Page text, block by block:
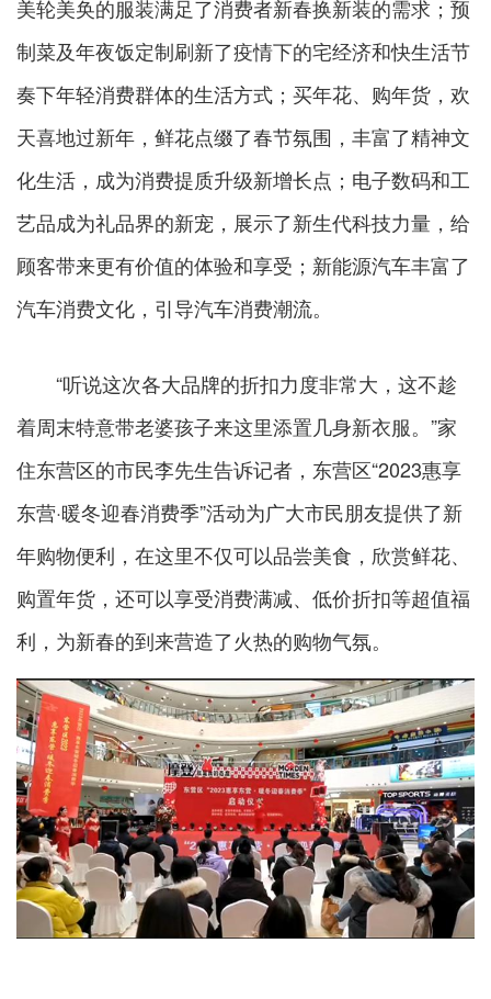
美轮美奂的服装满足了消费者新春换新装的需求；预
制菜及年夜饭定制刷新了疫情下的宅经济和快生活节
奏下年轻消费群体的生活方式；买年花、购年货，欢
天喜地过新年，鲜花点缀了春节氛围，丰富了精神文
化生活，成为消费提质升级新增长点；电子数码和工
艺品成为礼品界的新宠，展示了新生代科技力量，给
顾客带来更有价值的体验和享受；新能源汽车丰富了
汽车消费文化，引导汽车消费潮流。
“听说这次各大品牌的折扣力度非常大，这不趁
着周末特意带老婆孩子来这里添置几身新衣服。”家
住东营区的市民李先生告诉记者，东营区“2023惠享
东营·暖冬迎春消费季”活动为广大市民朋友提供了新
年购物便利，在这里不仅可以品尝美食，欣赏鲜花、
购置年货，还可以享受消费满减、低价折扣等超值福
利，为新春的到来营造了火热的购物气氛。